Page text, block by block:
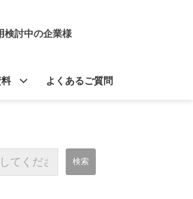
検討中の企業様
よくあるご質問